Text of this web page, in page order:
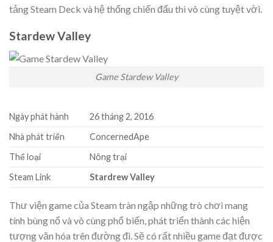
tảng Steam Deck và hệ thống chiến đấu thì vô cùng tuyệt vời.
Stardew Valley
Game Stardew Valley
Ngày phát hành
26 tháng 2, 2016
Nhà phát triển
ConcernedApe
Thể loại
Nông trại
Steam Link
Stardrew Valley
Thư viện game của Steam tràn ngập những trò chơi mang
tính bùng nổ và vô cùng phổ biến, phát triển thành các hiện
tượng văn hóa trên đường đi. Sẽ có rất nhiều game đạt được